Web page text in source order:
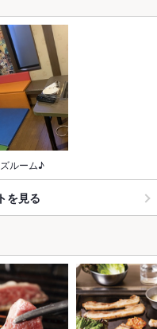
ルーム♪
を見る